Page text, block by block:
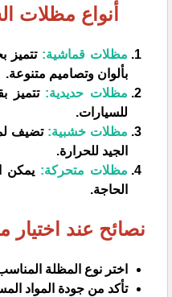
أنواع مظلات
مظلات قماشية: تتميز
بألوان وتصاميم متنوعة.
مظلات حديدية:تتميز
للسيارات.
مظلات خشبية:تضيف
الجيد للحرارة.
مظلات متحركة: يمكن
الحاجة.
نصائح عند
اختر نوع المظلة
تأكد من جودة المواد